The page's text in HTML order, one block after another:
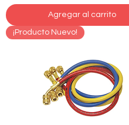
Agregar al carrito
¡Producto Nuevo!